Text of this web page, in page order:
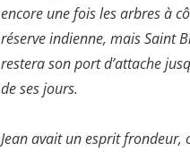
encore une fois les arbres à
réserve indienne, mais Saint
restera son port d’attache
de ses jours.
Jean avait un esprit frondeur,